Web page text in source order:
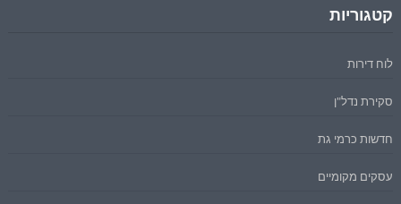
קטגוריות
לוח דירות
סקירת נדל"ן
חדשות כרמי גת
עסקים מקומיים